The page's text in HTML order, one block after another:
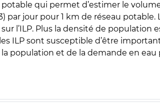
potable qui permet d’estimer le
par jour pour 1 km de réseau potable.
l’ILP. Plus la densité de population
ILP sont susceptible d’être
population et de la demande en eau